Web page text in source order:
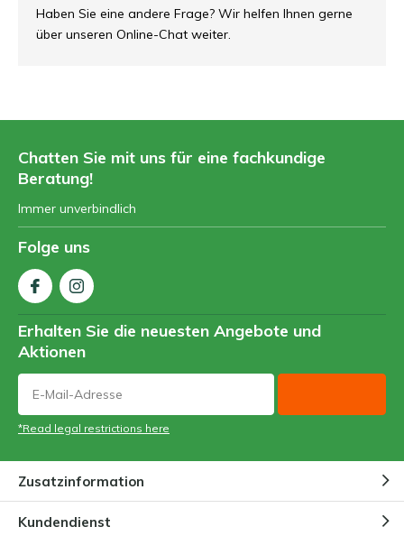
Haben Sie eine andere Frage? Wir helfen Ihnen gerne
über unseren Online-Chat weiter.
Chatten Sie mit uns für eine fachkundige
Beratung!
Immer unverbindlich
Folge uns
Erhalten Sie die neuesten Angebote und
Aktionen
*Read legal restrictions here
Zusatzinformation
Kundendienst